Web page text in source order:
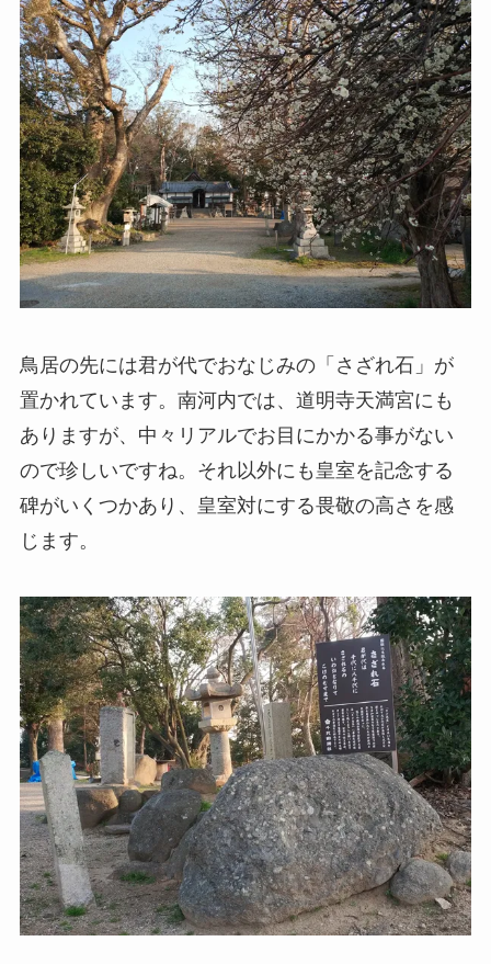
鳥居の先には君が代でおなじみの「さざれ石」が
置かれています。南河内では、道明寺天満宮にも
ありますが、中々リアルでお目にかかる事がない
ので珍しいですね。それ以外にも皇室を記念する
碑がいくつかあり、皇室対にする畏敬の高さを感
じます。